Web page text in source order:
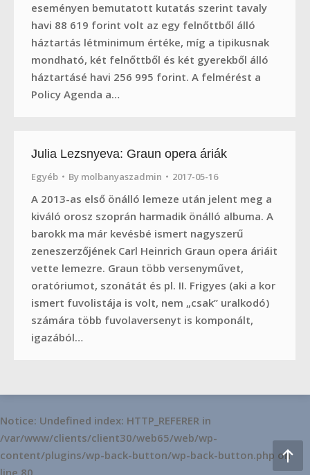
eseményen bemutatott kutatás szerint tavaly
havi 88 619 forint volt az egy felnőttből álló
háztartás létminimum értéke, míg a tipikusnak
mondható, két felnőttből és két gyerekből álló
háztartásé havi 256 995 forint. A felmérést a
Policy Agenda a…
Julia Lezsnyeva: Graun opera áriák
Egyéb By molbanyaszadmin 2017-05-16
A 2013-as első önálló lemeze után jelent meg a
kiváló orosz szoprán harmadik önálló albuma. A
barokk ma már kevésbé ismert nagyszerű
zeneszerzőjének Carl Heinrich Graun opera áriáit
vette lemezre. Graun több versenyművet,
oratóriumot, szonátát és pl. II. Frigyes (aki a kor
ismert fuvolistája is volt, nem „csak” uralkodó)
számára több fuvolaversenyt is komponált,
igazából…
Notice: Undefined index: HTTP_REFERER in
/var/www/clients/client30/web65/web/wp-
content/plugins/wp-back-button/wp-back-button.php on